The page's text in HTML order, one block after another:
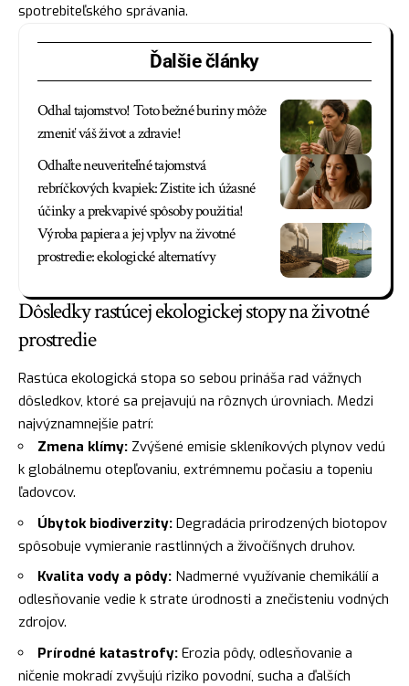
spotrebiteľského správania.
Ďalšie články
Odhal tajomstvo! Toto bežné buriny môže
zmeniť váš život a zdravie!
Odhaľte neuveriteľné tajomstvá
rebríčkových kvapiek: Zistite ich úžasné
účinky a prekvapivé spôsoby použitia!
Výroba papiera a jej vplyv na životné
prostredie: ekologické alternatívy
Dôsledky rastúcej ekologickej stopy na životné
prostredie
Rastúca ekologická stopa so sebou prináša rad vážnych
dôsledkov, ktoré sa prejavujú na rôznych úrovniach. Medzi
najvýznamnejšie patrí:
Zmena klímy: Zvýšené emisie skleníkových plynov vedú
k globálnemu otepľovaniu, extrémnemu počasiu a topeniu
ľadovcov.
Úbytok biodiverzity: Degradácia prirodzených biotopov
spôsobuje vymieranie rastlinných a živočíšnych druhov.
Kvalita vody a pôdy: Nadmerné využívanie chemikálií a
odlesňovanie vedie k strate úrodnosti a znečisteniu vodných
zdrojov.
Prírodné katastrofy: Erozia pôdy, odlesňovanie a
ničenie mokradí zvyšujú riziko povodní, sucha a ďalších